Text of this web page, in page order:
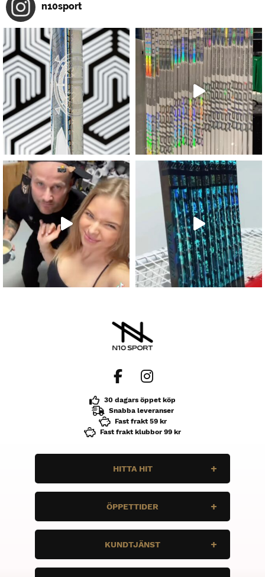
n10sport
30 dagars öppet köp
Snabba leveranser
Fast frakt 59 kr
Fast frakt klubbor 99 kr
HITTA HIT
735 37 Surahammar
ÖPPETTIDER
KUNDTJÄNST